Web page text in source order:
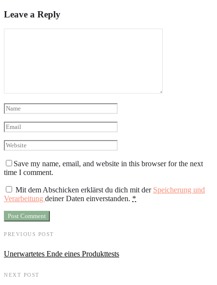
Leave a Reply
Save my name, email, and website in this browser for the next
time I comment.
Mit dem Abschicken erklärst du dich mit der Speicherung und
Verarbeitung deiner Daten einverstanden. *
PREVIOUS POST
Unerwartetes Ende eines Produkttests
NEXT POST